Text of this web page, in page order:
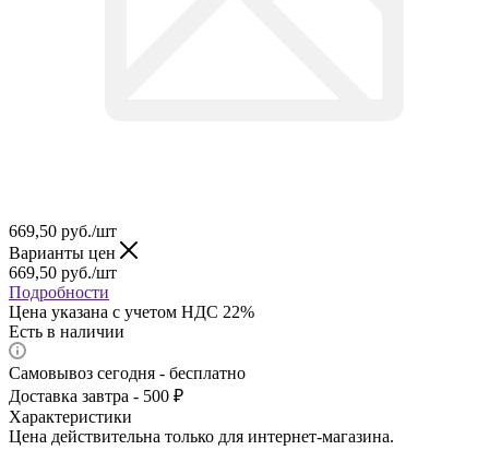
669,50 руб./шт
Варианты цен
669,50 руб./шт
Подробности
Цена указана с учетом НДС 22%
Есть в наличии
Самовывоз сегодня - бесплатно
Доставка завтра - 500 ₽
Характеристики
Цена действительна только для интернет-магазина.